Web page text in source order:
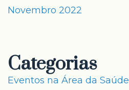
Novembro 2022
Categorias
Eventos na Área da Saúde